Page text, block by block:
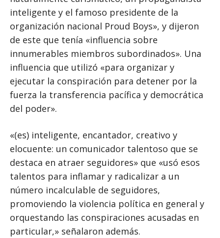
inteligente y el famoso presidente de la
organización nacional Proud Boys», y dijeron
de este que tenía «influencia sobre
innumerables miembros subordinados». Una
influencia que utilizó «para organizar y
ejecutar la conspiración para detener por la
fuerza la transferencia pacífica y democrática
del poder».
«(es) inteligente, encantador, creativo y
elocuente: un comunicador talentoso que se
destaca en atraer seguidores» que «usó esos
talentos para inflamar y radicalizar a un
número incalculable de seguidores,
promoviendo la violencia política en general y
orquestando las conspiraciones acusadas en
particular,» señalaron además.